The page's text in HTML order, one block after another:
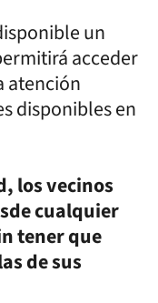
un
acceder
atención
disponibles en
los vecinos
cualquier
tener que
de sus